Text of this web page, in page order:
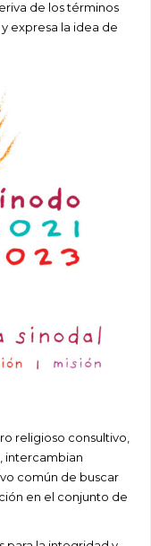
de los términos
y expresa la idea de
religioso consultivo,
intercambian
común de buscar
en el conjunto de